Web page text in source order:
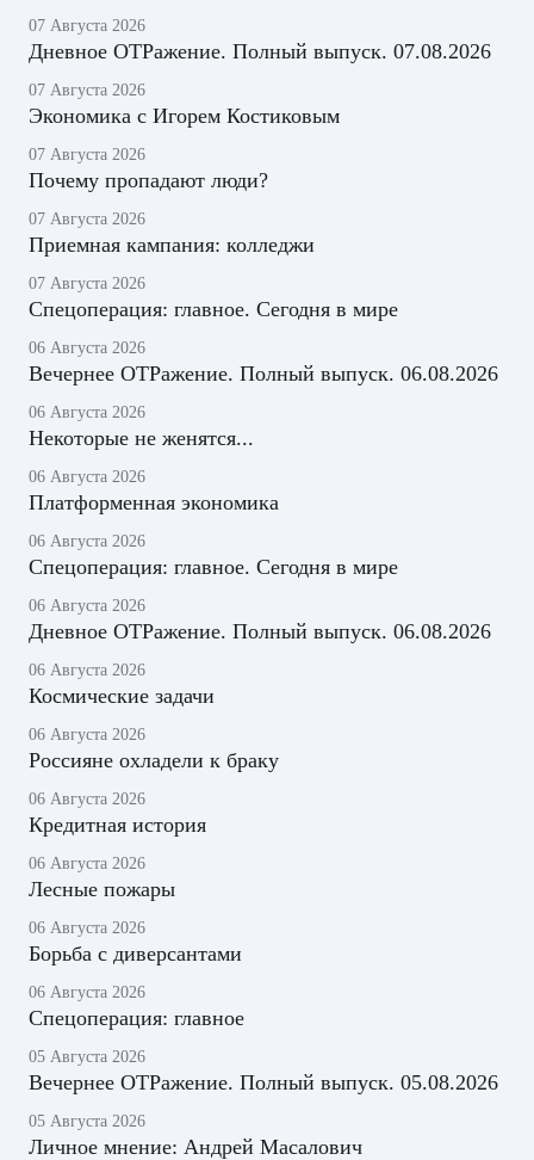
07 Августа 2026
Дневное ОТРажение. Полный выпуск. 07.08.2026
07 Августа 2026
Экономика с Игорем Костиковым
07 Августа 2026
Почему пропадают люди?
07 Августа 2026
Приемная кампания: колледжи
07 Августа 2026
Спецоперация: главное. Сегодня в мире
06 Августа 2026
Вечернее ОТРажение. Полный выпуск. 06.08.2026
06 Августа 2026
Некоторые не женятся...
06 Августа 2026
Платформенная экономика
06 Августа 2026
Спецоперация: главное. Сегодня в мире
06 Августа 2026
Дневное ОТРажение. Полный выпуск. 06.08.2026
06 Августа 2026
Космические задачи
06 Августа 2026
Россияне охладели к браку
06 Августа 2026
Кредитная история
06 Августа 2026
Лесные пожары
06 Августа 2026
Борьба с диверсантами
06 Августа 2026
Спецоперация: главное
05 Августа 2026
Вечернее ОТРажение. Полный выпуск. 05.08.2026
05 Августа 2026
Личное мнение: Андрей Масалович